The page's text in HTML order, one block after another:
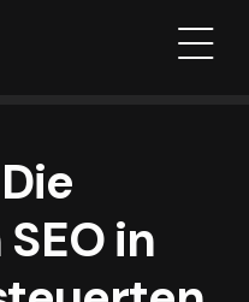
Die
in